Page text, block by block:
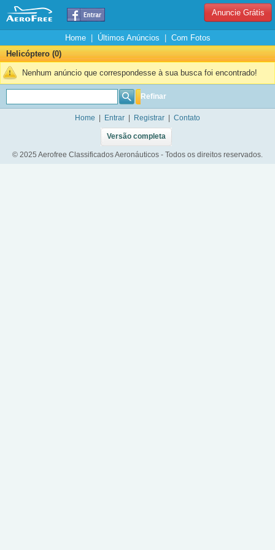
Anuncie Grátis
Home| Últimos Anúncios
Com Fotos
Helicóptero (0)
Nenhum anúncio que correspondesse à sua busca foi encontrado!
Refinar
Home Entrar Registrar Contato
Versão completa
© 2025 Aerofree Classificados Aeronáuticos - Todos os direitos reservados.